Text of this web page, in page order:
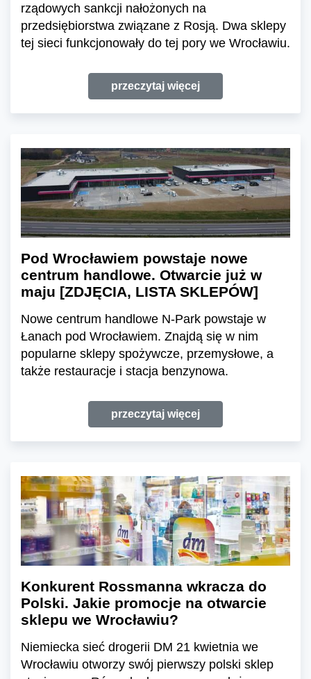
rządowych sankcji nałożonych na
przedsiębiorstwa związane z Rosją. Dwa sklepy
tej sieci funkcjonowały do tej pory we Wrocławiu.
przeczytaj więcej
Pod Wrocławiem powstaje nowe
centrum handlowe. Otwarcie już w
maju [ZDJĘCIA, LISTA SKLEPÓW]
Nowe centrum handlowe N-Park powstaje w
Łanach pod Wrocławiem. Znajdą się w nim
popularne sklepy spożywcze, przemysłowe, a
także restauracje i stacja benzynowa.
przeczytaj więcej
Konkurent Rossmanna wkracza do
Polski. Jakie promocje na otwarcie
sklepu we Wrocławiu?
Niemiecka sieć drogerii DM 21 kwietnia we
Wrocławiu otworzy swój pierwszy polski sklep